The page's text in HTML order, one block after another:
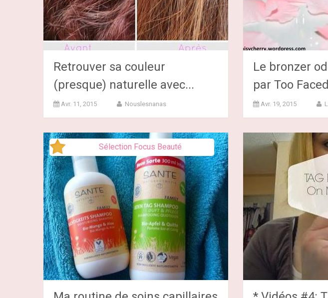
Retrouver sa couleur
(presque) naturelle avec...
Avr. 11, 2015 Nouslesnanas
Le bronzer
par Too Faced
Avr. 19, 2015
Sélection Focus Beauté